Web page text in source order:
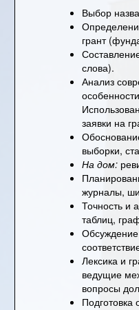
Выбор
грант
слова).
Анализ
заявки на
выборки,
На дом:
журналы,
Точность и
таблиц,
Обсуждение
Лексика и
ведущие
вопросы
Подготовка